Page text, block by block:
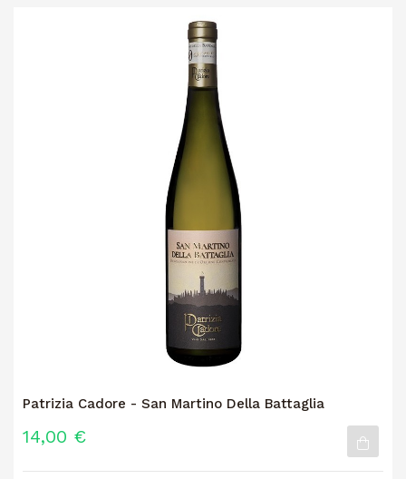
Patrizia Cadore - San Martino Della Battaglia
14,00 €